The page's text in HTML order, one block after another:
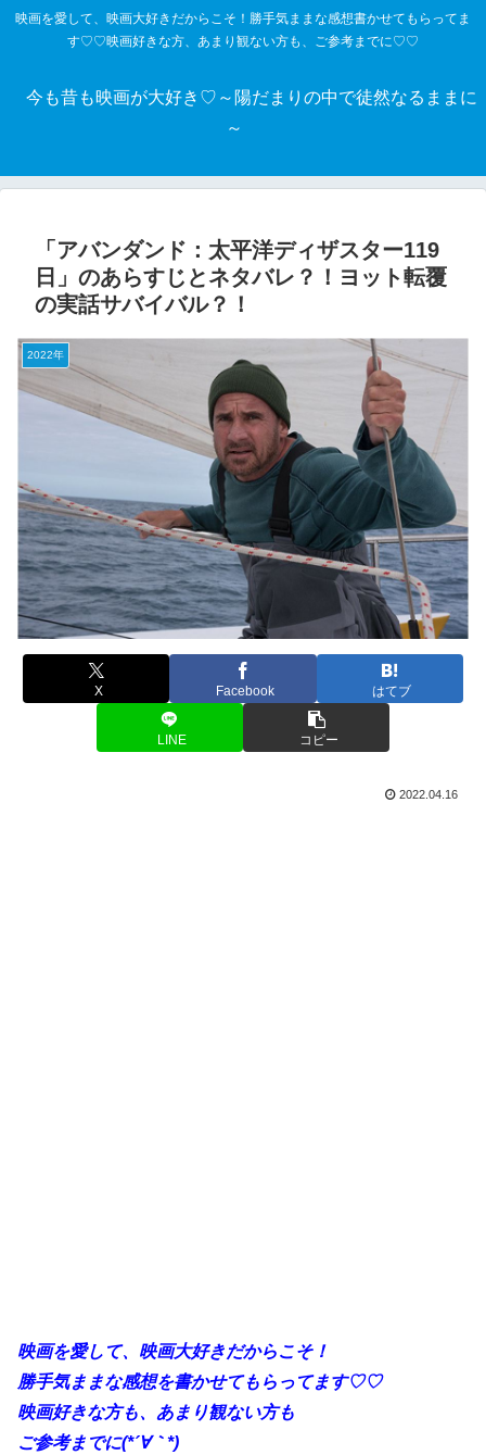
映画を愛して、映画大好きだからこそ！勝手気ままな感想書かせてもらってま
す♡♡映画好きな方、あまり観ない方も、ご参考までに♡♡
今も昔も映画が大好き♡～陽だまりの中で徒然なるままに
～
「アバンダンド：太平洋ディザスター119
日」のあらすじとネタバレ？！ヨット転覆
の実話サバイバル？！
2022年
X Facebook はてブ
LINE コピー
2022.04.16
映画を愛して、映画大好きだからこそ！
勝手気ままな感想を書かせてもらってます♡♡
映画好きな方も、あまり観ない方も
ご参考までに(*´∀｀*)